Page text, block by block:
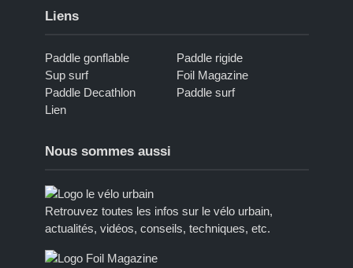
Liens
Paddle gonflable
Paddle rigide
Sup surf
Foil Magazine
Paddle Decathlon
Paddle surf
Lien
Nous sommes aussi
Retrouvez toutes les infos sur le vélo urbain,
actualités, vidéos, conseils, techniques, etc.